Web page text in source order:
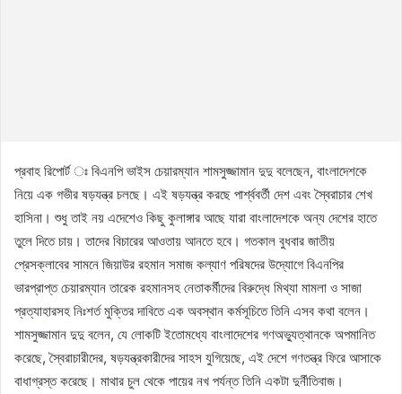
প্রবাহ রিপোর্ট ঃ বিএনপি ভাইস চেয়ারম্যান শামসুজ্জামান দুদু বলেছেন, বাংলাদেশকে
নিয়ে এক গভীর ষড়যন্ত্র চলছে। এই ষড়যন্ত্র করছে পার্শ্ববর্তী দেশ এবং স্বৈরাচার শেখ
হাসিনা। শুধু তাই নয় এদেশেও কিছু কুলাঙ্গার আছে যারা বাংলাদেশকে অন্য দেশের হাতে
তুলে দিতে চায়। তাদের বিচারের আওতায় আনতে হবে। গতকাল বুধবার জাতীয়
প্রেসক্লাবের সামনে জিয়াউর রহমান সমাজ কল্যাণ পরিষদের উদ্যোগে বিএনপির
ভারপ্রাপ্ত চেয়ারম্যান তারেক রহমানসহ নেতাকর্মীদের বিরুদ্ধে মিথ্যা মামলা ও সাজা
প্রত্যাহারসহ নিঃশর্ত মুক্তির দাবিতে এক অবস্থান কর্মসূচিতে তিনি এসব কথা বলেন।
শামসুজ্জামান দুদু বলেন, যে লোকটি ইতোমধ্যে বাংলাদেশের গণঅভ্যুত্থানকে অপমানিত
করেছে, স্বৈরাচারীদের, ষড়যন্ত্রকারীদের সাহস যুগিয়েছে, এই দেশে গণতন্ত্র ফিরে আসাকে
বাধাগ্রস্ত করেছে। মাথার চুল থেকে পায়ের নখ পর্যন্ত তিনি একটা দুর্নীতিবাজ।